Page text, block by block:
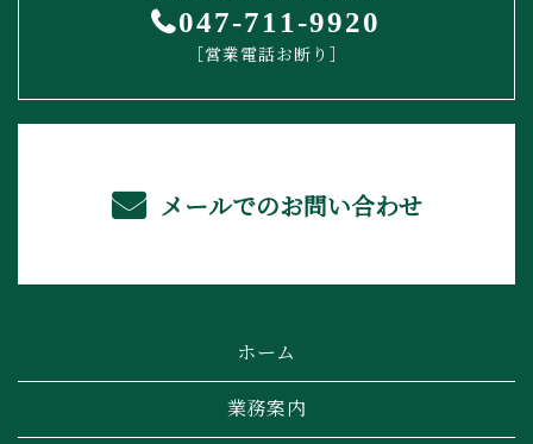
047-711-9920
［営業電話お断り］
メールでのお問い合わせ
ホーム
業務案内